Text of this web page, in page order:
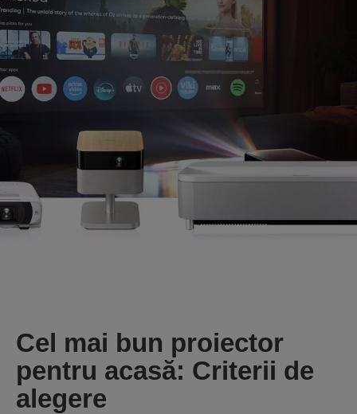
Cel mai bun proiector
pentru acasă: Criterii de
alegere